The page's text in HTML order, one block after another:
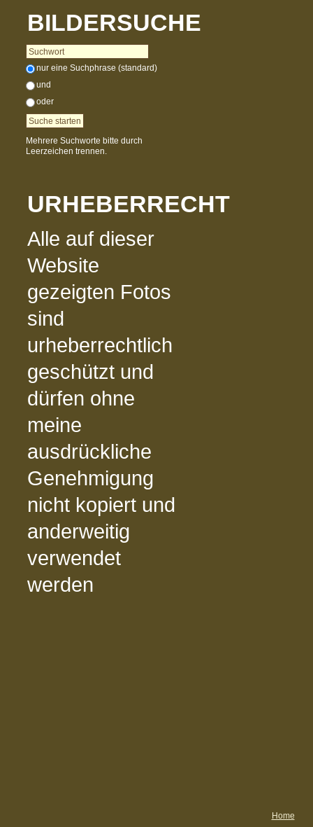
BILDERSUCHE
nur eine Suchphrase (standard)
und
oder
Mehrere Suchworte bitte durch
Leerzeichen trennen.
URHEBERRECHT
Alle auf dieser
Website
gezeigten Fotos
sind
urheberrechtlich
geschützt und
dürfen ohne
meine
ausdrückliche
Genehmigung
nicht kopiert und
anderweitig
verwendet
werden
Home